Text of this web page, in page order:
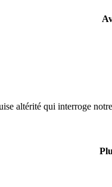
altérité qui interroge